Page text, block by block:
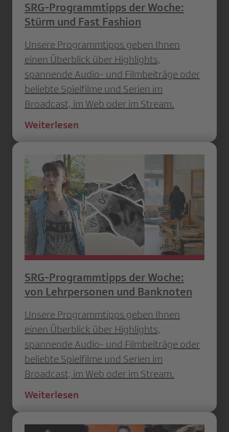
SRG-Programmtipps der Woche:
Stürm und Fast Fashion
Unsere Programmtipps geben Ihnen
einen Überblick über Highlights,
spannende Audio- und Filmbeiträge oder
beliebte Spielfilme und Serien im
Broadcast, im Web oder im Stream.
Weiterlesen
SRG-Programmtipps der Woche:
von Lehrpersonen und Banknoten
Unsere Programmtipps geben Ihnen
einen Überblick über Highlights,
spannende Audio- und Filmbeiträge oder
beliebte Spielfilme und Serien im
Broadcast, im Web oder im Stream.
Weiterlesen